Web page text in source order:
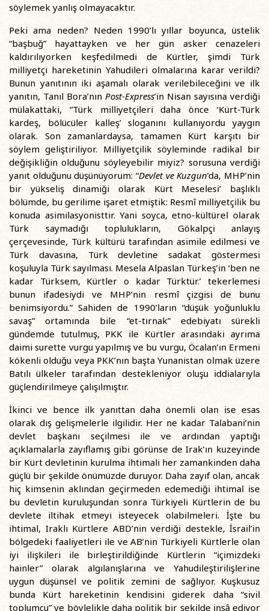
söylemek yanlış olmayacaktır.
Peki ama neden? Neden 1990’lı yıllar boyunca, üstelik
“başbuğ” hayattayken ve her gün asker cenazeleri
kaldırılıyorken keşfedilmedi de Kürtler, şimdi Türk
milliyetçi hareketinin Yahudileri olmalarına karar verildi?
Bunun yanıtının iki aşamalı olarak verilebileceğini ve ilk
yanıtın, Tanıl Bora’nın Post-Express’in Nisan sayısına verdiği
mülakattaki, “Türk milliyetçileri daha önce ‘Kürt-Türk
kardeş, bölücüler kalleş’ sloganını kullanıyordu yaygın
olarak. Son zamanlardaysa, tamamen Kürt karşıtı bir
söylem geliştiriliyor. Milliyetçilik söyleminde radikal bir
değişikliğin olduğunu söyleyebilir miyiz? sorusuna verdiği
yanıt olduğunu düşünüyorum: “Devlet ve Kuzgun’da, MHP’nin
bir yükseliş dinamiği olarak Kürt Meselesi’ başlıklı
bölümde, bu gerilime işaret etmiştik: Resmî milliyetçilik bu
konuda asimilasyonisttir. Yani soyca, etno-kültürel olarak
Türk saymadığı toplulukların, Gökalpçi anlayış
çerçevesinde, Türk kültürü tarafından asimile edilmesi ve
Türk davasına, Türk devletine sadakat göstermesi
koşuluyla Türk sayılması. Mesela Alpaslan Türkeş’in ‘ben ne
kadar Türksem, Kürtler o kadar Türktür.’ tekerlemesi
bunun ifadesiydi ve MHP’nin resmî çizgisi de bunu
benimsiyordu.” Sahiden de 1990’ların “düşük yoğunluklu
savaş” ortamında bile “et-tırnak” edebiyatı sürekli
gündemde tutulmuş, PKK ile Kürtler arasındaki ayrıma
daimi surette vurgu yapılmış ve bu vurgu, Öcalan’ın Ermeni
kökenli olduğu veya PKK’nın başta Yunanistan olmak üzere
Batılı ülkeler tarafından destekleniyor oluşu iddialarıyla
güçlendirilmeye çalışılmıştır.
İkinci ve bence ilk yanıttan daha önemli olan ise esas
olarak dış gelişmelerle ilgilidir. Her ne kadar Talabani’nin
devlet başkanı seçilmesi ile ve ardından yaptığı
açıklamalarla zayıflamış gibi görünse de Irak’ın kuzeyinde
bir Kürt devletinin kurulma ihtimali her zamankinden daha
güçlü bir şekilde önümüzde duruyor. Daha zayıf olan, ancak
hiç kimsenin aklından geçirmeden edemediği ihtimal ise
bu devletin kuruluşundan sonra Türkiyeli Kürtlerin de bu
devlete iltihak etmeyi isteyecek olabilmeleri. İşte bu
ihtimal, Iraklı Kürtlere ABD’nin verdiği destekle, İsrail’in
bölgedeki faaliyetleri ile ve AB’nin Türkiyeli Kürtlerle olan
iyi ilişkileri ile birleştirildiğinde Kürtlerin “içimizdeki
hainler” olarak algılanışlarına ve Yahudileştirilişlerine
uygun düşünsel ve politik zemini de sağlıyor. Kuşkusuz
bunda Kürt hareketinin kendisini giderek daha “sivil
toplumcu” ve böylelikle daha politik bir şekilde inşâ ediyor